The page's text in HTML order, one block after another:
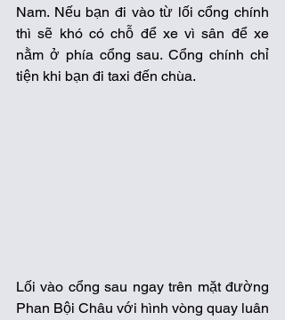
Nam. Nếu bạn đi vào từ lối cổng chính
thì sẽ khó có chỗ để xe vì sân để xe
nằm ở phía cổng sau. Cổng chính chỉ
tiện khi bạn đi taxi đến chùa.
Lối vào cổng sau ngay trên mặt đường
Phan Bội Châu với hình vòng quay luân